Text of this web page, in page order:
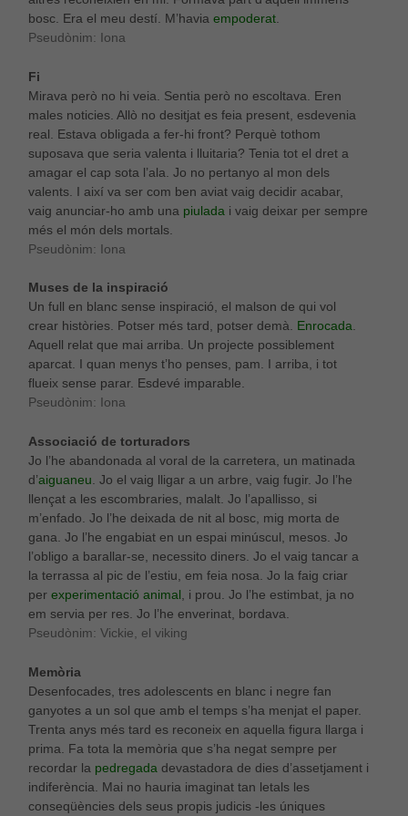
bosc. Era el meu destí. M’havia empoderat.
Pseudònim: Iona
Fi
Mirava però no hi veia. Sentia però no escoltava. Eren
males noticies. Allò no desitjat es feia present, esdevenia
real. Estava obligada a fer-hi front? Perquè tothom
suposava que seria valenta i lluitaria? Tenia tot el dret a
amagar el cap sota l’ala. Jo no pertanyo al mon dels
valents. I així va ser com ben aviat vaig decidir acabar,
vaig anunciar-ho amb una piulada i vaig deixar per sempre
més el món dels mortals.
Pseudònim: Iona
Muses de la inspiració
Un full en blanc sense inspiració, el malson de qui vol
crear històries. Potser més tard, potser demà. Enrocada.
Aquell relat que mai arriba. Un projecte possiblement
aparcat. I quan menys t’ho penses, pam. I arriba, i tot
flueix sense parar. Esdevé imparable.
Pseudònim: Iona
Associació de torturadors
Jo l’he abandonada al voral de la carretera, un matinada
d’aiguaneu . Jo el vaig lligar a un arbre, vaig fugir. Jo l’he
llençat a les escombraries, malalt. Jo l’apallisso, si
m’enfado. Jo l’he deixada de nit al bosc, mig morta de
gana. Jo l’he engabiat en un espai minúscul, mesos. Jo
l’obligo a barallar-se, necessito diners. Jo el vaig tancar a
la terrassa al pic de l’estiu, em feia nosa. Jo la faig criar
per experimentació animal , i prou. Jo l’he estimbat, ja no
em servia per res. Jo l’he enverinat, bordava.
Pseudònim: Vickie, el viking
Memòria
Desenfocades, tres adolescents en blanc i negre fan
ganyotes a un sol que amb el temps s’ha menjat el paper.
Trenta anys més tard es reconeix en aquella figura llarga i
prima. Fa tota la memòria que s’ha negat sempre per
recordar la pedregada devastadora de dies d’assetjament i
indiferència. Mai no hauria imaginat tan letals les
conseqüències dels seus propis judicis -les úniques
són
opcionals,
són
necessàries
per al bon
funcionament
web.
Estadístiques
cookies.
Experiència
Per tal que el
nostre lloc
web funcioni